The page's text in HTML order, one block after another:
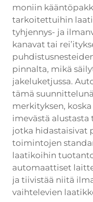
moniin
tarkoitettuihin
tyhjennys- ja
kanavat tai
pinnalta, mikä
jakeluketjussa.
tämä
merkityksen,
imevästä alustasta
jotka hidastaisivat
toimintojen
laatikoihin
automaattiset
ja tiivistää niitä
vaihtelevien